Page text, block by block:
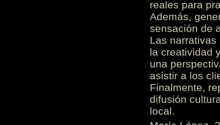
reales para
Además,
sensación de
Las
la creatividad
una
asistir a los
Finalmente,
difusión
local.